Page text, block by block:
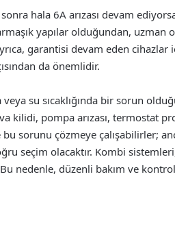
hala 6A arızası devam
yapılar olduğundan, uzman
garantisi devam eden cihazlar
da önemlidir.
su sıcaklığında bir sorun
kilidi, pompa arızası, termostat
bu sorunu çözmeye çalışabilirler;
seçim olacaktır. Kombi
nedenle, düzenli bakım ve